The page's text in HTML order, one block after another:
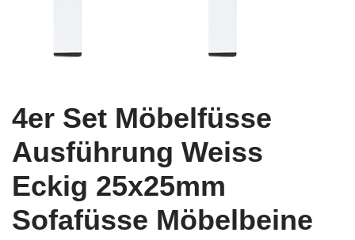
4er Set Möbelfüsse
Ausführung Weiss
Eckig 25x25mm
Sofafüsse Möbelbeine